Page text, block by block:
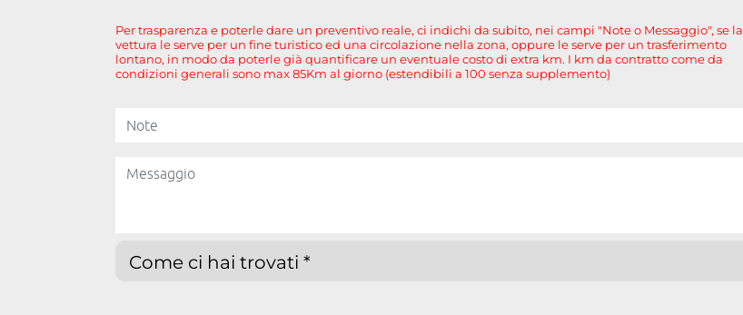
Per trasparenza e poterle dare un preventivo reale, ci indichi da subito, nei campi "Note o Messaggio", se la
vettura le serve per un fine turistico ed una circolazione nella zona, oppure le serve per un trasferimento
lontano, in modo da poterle già quantificare un eventuale costo di extra km. I km da contratto come da
condizioni generali sono max 85Km al giorno (estendibili a 100 senza supplemento)